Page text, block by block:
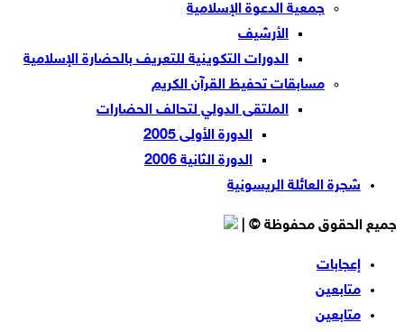
جمعية الدعوة الإسلامية
الأرشيف
الدورات التكوينية للتعريف بالحضارة الإسلامية
مسابقات تحفيظ القرآن الكريم
الملتقى الدولي لتحالف الحضارات
الدورة الأولى 2005
الدورة الثانية 2006
شجرة العائلة الريسونية
جميع الحقوق محفوظة © |
إعجابات
متابعين
متابعين